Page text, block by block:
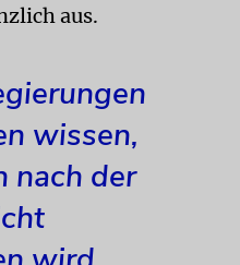
aus.
wissen,
nach der